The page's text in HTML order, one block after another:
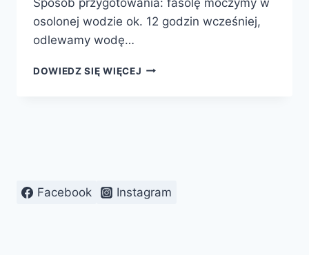
osolonej wodzie ok. 12 godzin wcześniej,
odlewamy wodę…
DOWIEDZ SIĘ WIĘCEJ SAŁATKA
Facebook Instagram